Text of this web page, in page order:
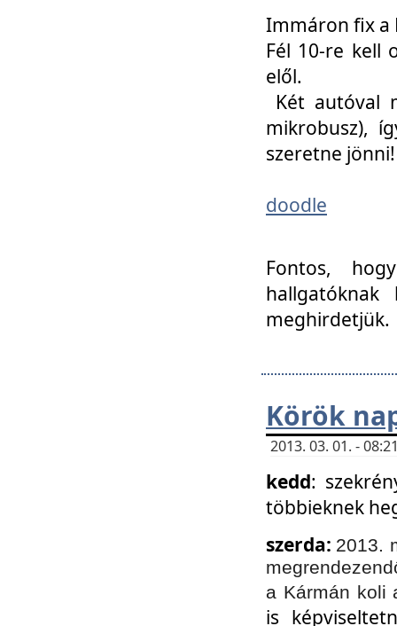
Immáron fix a
Fél 10-re kell
elől.
Két autóval
mikrobusz),
szeretne jönni!
doodle
Fontos,
meghirdetjük.
Körök
2013. 03. 01. -
kedd:
többieknek
szerda: 2013.
a Kármán koli
is